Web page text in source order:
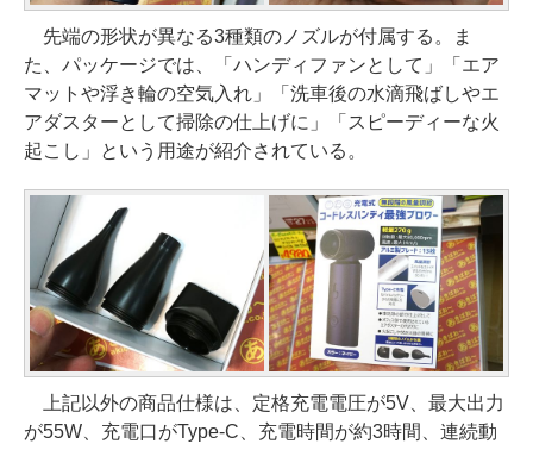
先端の形状が異なる3種類のノズルが付属する。ま
た、パッケージでは、「ハンディファンとして」「エア
マットや浮き輪の空気入れ」「洗車後の水滴飛ばしやエ
アダスターとして掃除の仕上げに」「スピーディーな火
起こし」という用途が紹介されている。
上記以外の商品仕様は、定格充電電圧が5V、最大出力
が55W、充電口がType-C、充電時間が約3時間、連続動